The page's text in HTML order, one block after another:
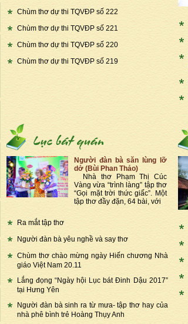
Chùm thơ dự thi TQVĐP số 222
Chùm thơ dự thi TQVĐP số 221
Chùm thơ dự thi TQVĐP số 220
Chùm thơ dự thi TQVĐP số 219
Người đàn bà săn lùng lỡ
dở (Bùi Phan Thảo)
Nhà thơ Phạm Thị Cúc
Vàng vừa “trình làng” tập thơ
“Gọi mặt trời thức giấc”. Một
tập thơ đầy đặn, 64 bài, với
Ra mắt tập thơ
Người đàn bà yêu nghề và say thơ
Chùm thơ chào mừng ngày Hiến chương Nhà
giáo Việt Nam 20.11
Lắng đọng “Ngày hội Lục bát Đinh Dậu 2017”
tại Hưng Yên
Người đàn bà sinh ra từ mưa- tập thơ hay của
nhà phê bình trẻ Hoàng Thụy Anh